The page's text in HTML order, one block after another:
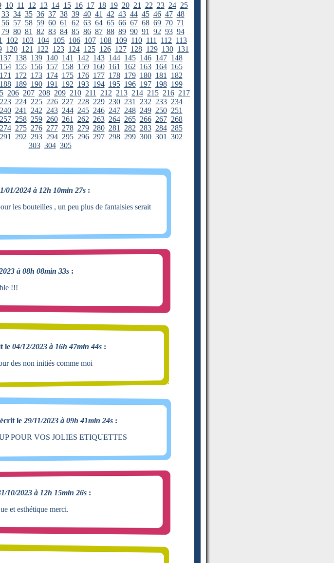
10 11 12 13 14 15 16 17 18 19 20 21 22 23 24 25
33 34 35 36 37 38 39 40 41 42 43 44 45 46 47 48
56 57 58 59 60 61 62 63 64 65 66 67 68 69 70 71
79 80 81 82 83 84 85 86 87 88 89 90 91 92 93 94
102 103 104 105 106 107 108 109 110 111 112 113
120 121 122 123 124 125 126 127 128 129 130 131
137 138 139 140 141 142 143 144 145 146 147 148
154 155 156 157 158 159 160 161 162 163 164 165
171 172 173 174 175 176 177 178 179 180 181
182
188 189 190 191 192 193 194 195 196 197 198 199
206 207 208 209 210 211 212 213 214 215 216 217
223 224 225 226 227 228 229 230 231 232 233 234
240 241 242 243 244 245 246 247 248 249 250 251
257 258 259 260 261 262 263 264 265 266 267 268
274 275 276 277 278 279 280 281 282 283 284 285
291 292 293 294 295 296 297 298 299 300 301
302
303 304 305
01/2024 à 12h 10min 27s :
les bouteilles , un peu plus de fantaisies serait
à 08h 08min 33s :
!!!
le 04/12/2023 à 16h 47min 44s :
des non initiés comme moi
le 29/11/2023 à 09h 41min 24s :
POUR VOS JOLIES ETIQUETTES
10/2023 à 12h 15min 26s :
et esthétique merci.